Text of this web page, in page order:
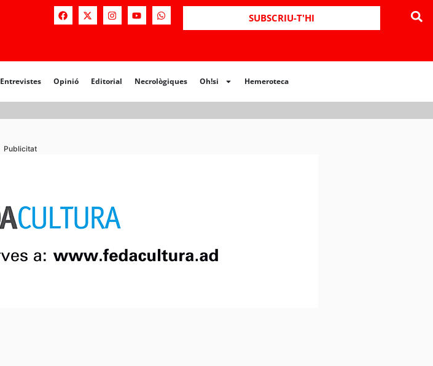
SUBSCRIU-T'HI
Entrevistes Opinió Editorial Necrològiques Oh!si Hemeroteca
Publicitat